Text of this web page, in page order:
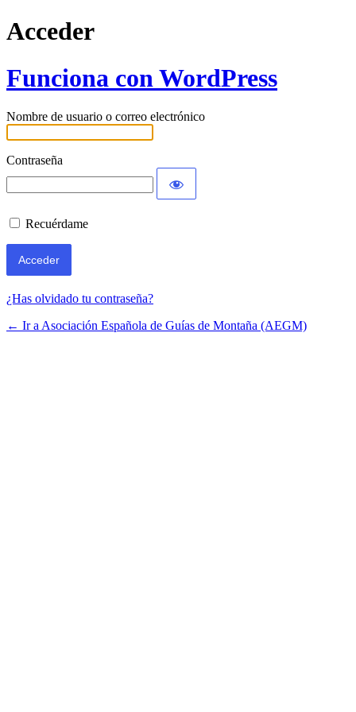
Acceder
Funciona con WordPress
Nombre de usuario o correo electrónico
Contraseña
Recuérdame
¿Has olvidado tu contraseña?
← Ir a Asociación Española de Guías de Montaña (AEGM)